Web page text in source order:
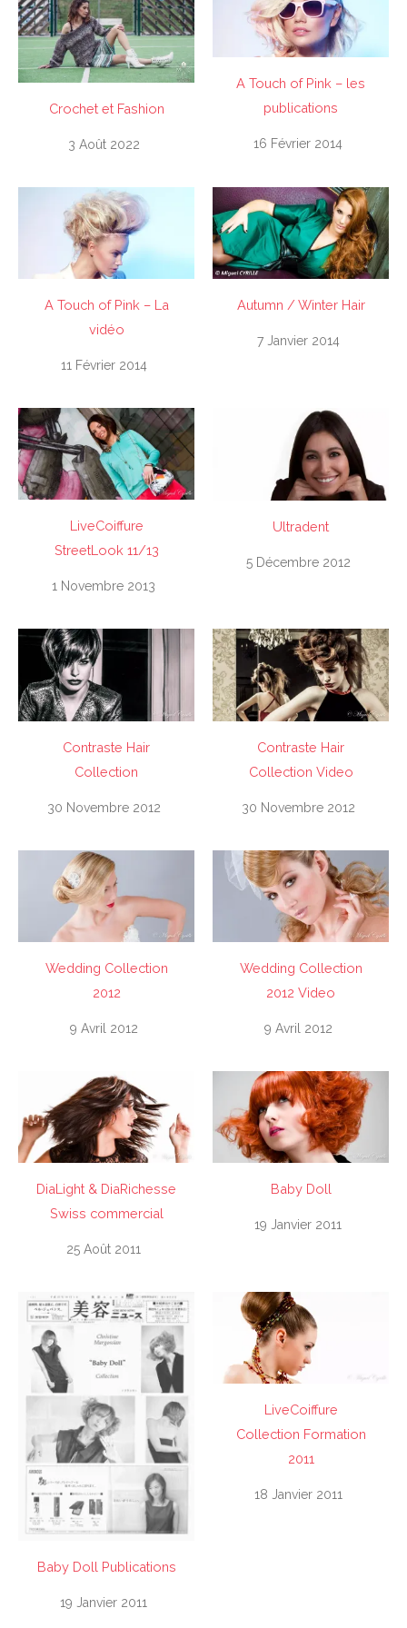
Crochet et Fashion
3 Août 2022
A Touch of Pink – les
publications
16 Février 2014
A Touch of Pink – La
vidéo
11 Février 2014
Autumn / Winter Hair
7 Janvier 2014
LiveCoiffure
StreetLook 11/13
1 Novembre 2013
Ultradent
5 Décembre 2012
Contraste Hair
Collection
30 Novembre 2012
Contraste Hair
Collection Video
30 Novembre 2012
Wedding Collection
2012
9 Avril 2012
Wedding Collection
2012 Video
9 Avril 2012
DiaLight & DiaRichesse
Swiss commercial
25 Août 2011
Baby Doll
19 Janvier 2011
Baby Doll Publications
19 Janvier 2011
LiveCoiffure
Collection Formation
2011
18 Janvier 2011